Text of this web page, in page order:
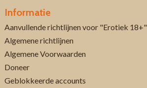
Informatie
Aanvullende richtlijnen voor "Erotiek 18+"
Algemene richtlijnen
Algemene Voorwaarden
Doneer
Geblokkeerde accounts